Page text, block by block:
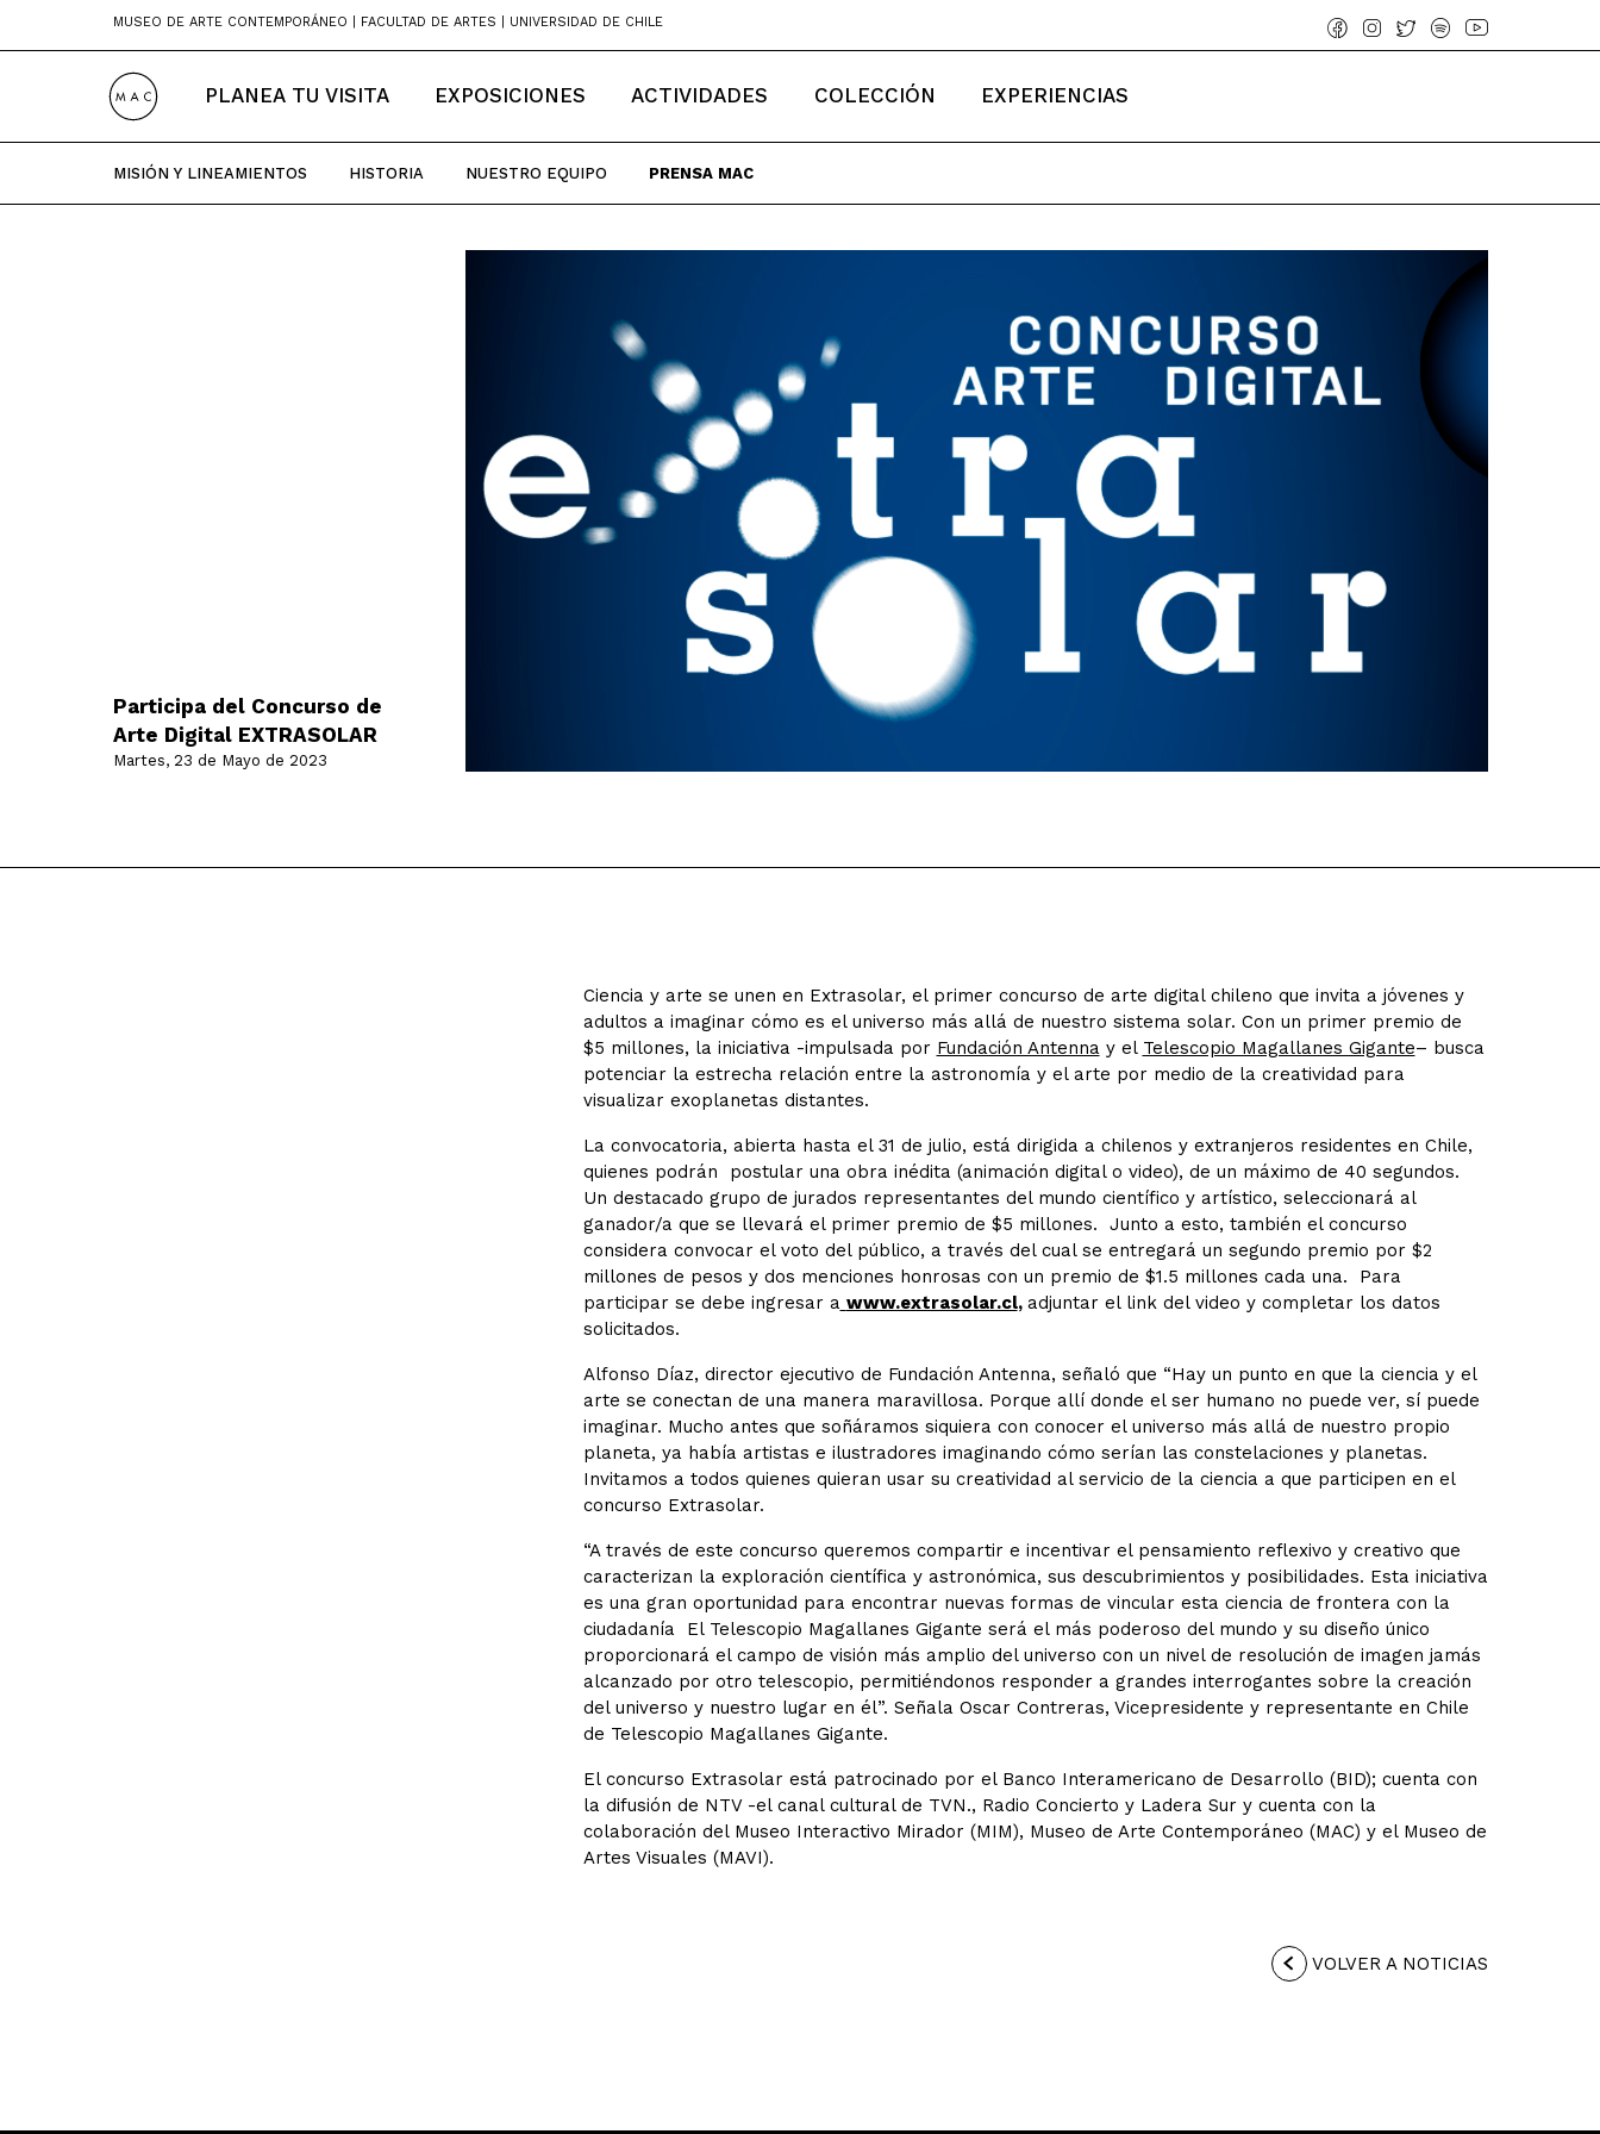
MUSEO DE ARTE CONTEMPORÁNEO | FACULTAD DE ARTES | UNIVERSIDAD DE CHILE
PLANEA TU VISITA EXPOSICIONES ACTIVIDADES COLECCIÓN EXPERIENCIAS
MISIÓN Y LINEAMIENTOS HISTORIA NUESTRO EQUIPO PRENSA MAC
Participa del Concurso de
Arte Digital EXTRASOLAR
Martes, 23 de Mayo de 2023
Ciencia y arte se unen en Extrasolar, el primer concurso de arte digital chileno que invita a jóvenes y
adultos a imaginar cómo es el universo más allá de nuestro sistema solar. Con un primer premio de
$5 millones, la iniciativa -impulsada por Fundación Antenna y el Telescopio Magallanes Gigante– busca
potenciar la estrecha relación entre la astronomía y el arte por medio de la creatividad para
visualizar exoplanetas distantes.
La convocatoria, abierta hasta el 31 de julio, está dirigida a chilenos y extranjeros residentes en Chile,
quienes podrán postular una obra inédita (animación digital o video), de un máximo de 40 segundos.
Un destacado grupo de jurados representantes del mundo científico y artístico, seleccionará al
ganador/a que se llevará el primer premio de $5 millones. Junto a esto, también el concurso
considera convocar el voto del público, a través del cual se entregará un segundo premio por $2
millones de pesos y dos menciones honrosas con un premio de $1.5 millones cada una. Para
participar se debe ingresar a www.extrasolar.cl, adjuntar el link del video y completar los datos
solicitados.
Alfonso Díaz, director ejecutivo de Fundación Antenna, señaló que “Hay un punto en que la ciencia y el
arte se conectan de una manera maravillosa. Porque allí donde el ser humano no puede ver, sí puede
imaginar. Mucho antes que soñáramos siquiera con conocer el universo más allá de nuestro propio
planeta, ya había artistas e ilustradores imaginando cómo serían las constelaciones y planetas.
Invitamos a todos quienes quieran usar su creatividad al servicio de la ciencia a que participen en el
concurso Extrasolar.
“A través de este concurso queremos compartir e incentivar el pensamiento reflexivo y creativo que
caracterizan la exploración científica y astronómica, sus descubrimientos y posibilidades. Esta iniciativa
es una gran oportunidad para encontrar nuevas formas de vincular esta ciencia de frontera con la
ciudadanía El Telescopio Magallanes Gigante será el más poderoso del mundo y su diseño único
proporcionará el campo de visión más amplio del universo con un nivel de resolución de imagen jamás
alcanzado por otro telescopio, permitiéndonos responder a grandes interrogantes sobre la creación
del universo y nuestro lugar en él”. Señala Oscar Contreras, Vicepresidente y representante en Chile
de Telescopio Magallanes Gigante.
El concurso Extrasolar está patrocinado por el Banco Interamericano de Desarrollo (BID); cuenta con
la difusión de NTV -el canal cultural de TVN., Radio Concierto y Ladera Sur y cuenta con la
colaboración del Museo Interactivo Mirador (MIM), Museo de Arte Contemporáneo (MAC) y el Museo de
Artes Visuales (MAVI).
VOLVER A NOTICIAS